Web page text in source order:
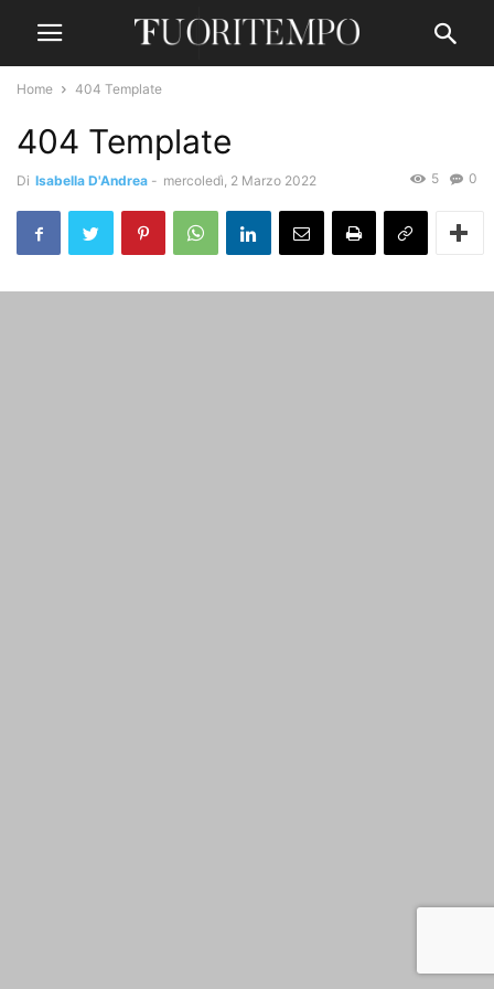
Home 404 Template
404 Template
Di Isabella D'Andrea - mercoledì, 2 Marzo 2022 0
5